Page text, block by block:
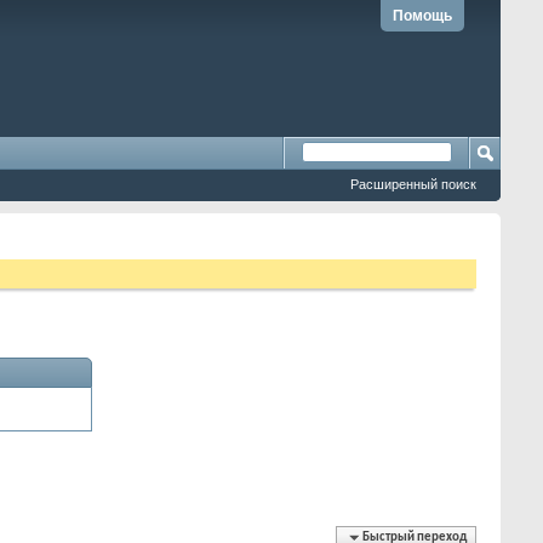
Помощь
Расширенный поиск
Быстрый переход